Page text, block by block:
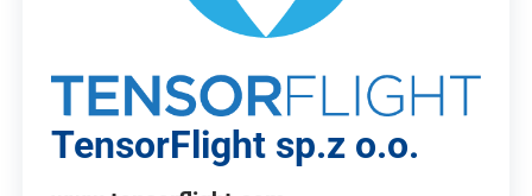
TensorFlight sp.z o.o.